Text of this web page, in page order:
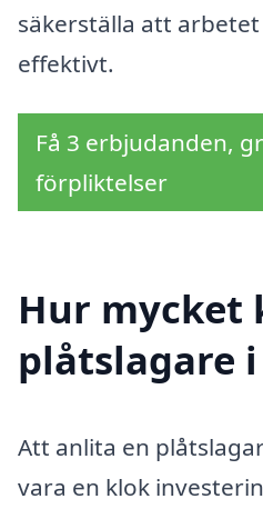
säkerställa att
effektivt.
Få 3 erbjudanden,
förpliktelser
Hur mycket
plåtslagare
Att anlita en
vara en klok